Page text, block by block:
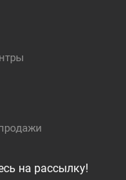
на рассылку!